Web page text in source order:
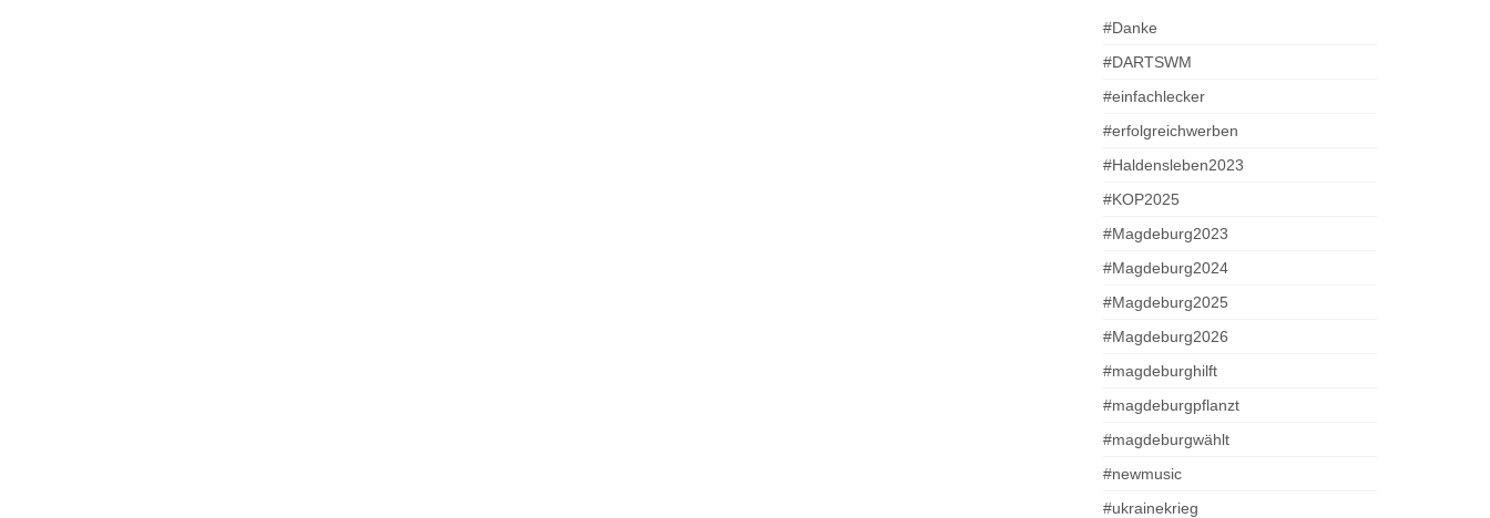
#Danke
#DARTSWM
#einfachlecker
#erfolgreichwerben
#Haldensleben2023
#KOP2025
#Magdeburg2023
#Magdeburg2024
#Magdeburg2025
#Magdeburg2026
#magdeburghilft
#magdeburgpflanzt
#magdeburgwählt
#newmusic
#ukrainekrieg